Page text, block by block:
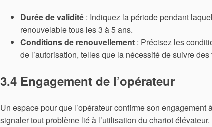
Durée de validité : Indiquez la période pendant
renouvelable tous les 3 à 5 ans.
Conditions de renouvellement : Précisez les
de l’autorisation, telles que la nécessité de suivre
3.4 Engagement de l’opérateur
Un espace pour que l’opérateur confirme son engagement
signaler tout problème lié à l’utilisation du chariot élévateur.